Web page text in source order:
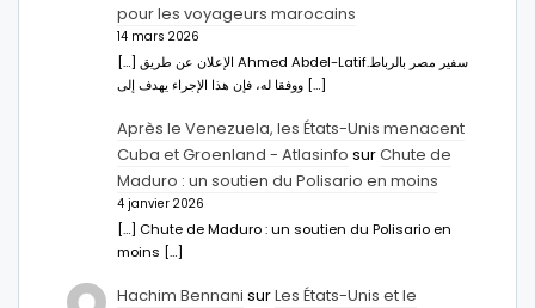
pour les voyageurs marocains
14 mars 2026
[…] الإعلان عن طريق Ahmed Abdel-Latifسفير مصر بالرباط.
ووفقا له، فإن هذا الإجراء يهدف إلى […]
Après le Venezuela, les États-Unis menacent
Cuba et Groenland - Atlasinfo surChute de
Maduro : un soutien du Polisario en moins
4 janvier 2026
[…] Chute de Maduro : un soutien du Polisario en
moins […]
Hachim Bennani surLes États-Unis et le